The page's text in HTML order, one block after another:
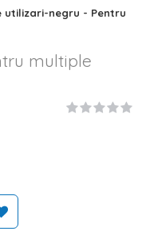
negru - Pentru
multiple